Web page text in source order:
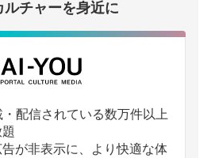
ルチャーを身近に
配信されている数万件以上
が非表示に、より快適な体